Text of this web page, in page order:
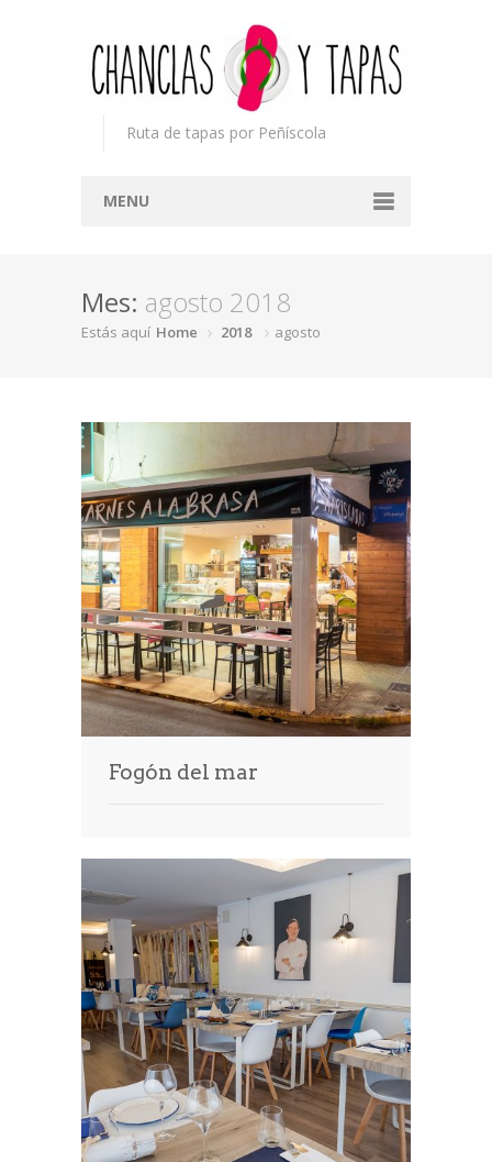
Ruta de tapas por Peñíscola
MENU
Concurso
Participantes
Mapa
Premios
Prensa
Mes: agosto 2018
Estás aquí Home 2018 agosto
Fogón del mar